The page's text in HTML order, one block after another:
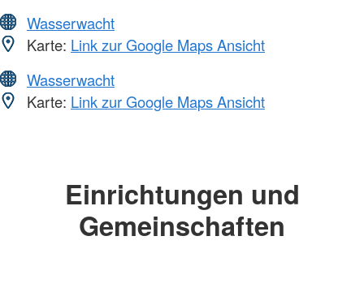
Wasserwacht
Karte: Link zur Google Maps Ansicht
Wasserwacht
Karte: Link zur Google Maps Ansicht
Einrichtungen und
Gemeinschaften